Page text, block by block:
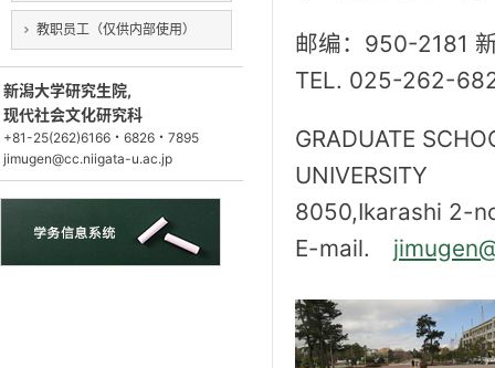
教职员工（仅供内部使用）
新潟大学研究生院,
现代社会文化研究科
+81-25(262)6166・6826・7895
jimugen@cc.niigata-u.ac.jp
邮编：950-2181
TEL. 025-262-
GRADUATE
UNIVERSITY
8050,Ikarashi 2-
E-mail.